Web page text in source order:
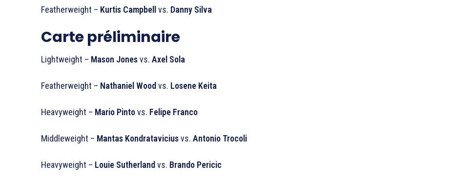
Featherweight – Kurtis Campbellvs. Danny Silva
Carte préliminaire
Lightweight – Mason Jonesvs. Axel Sola
Featherweight – Nathaniel Woodvs. Losene Keita
Heavyweight – Mario Pintovs. Felipe Franco
Middleweight – Mantas Kondrataviciusvs. Antonio Trocoli
Heavyweight – Louie Sutherlandvs. Brando Pericic